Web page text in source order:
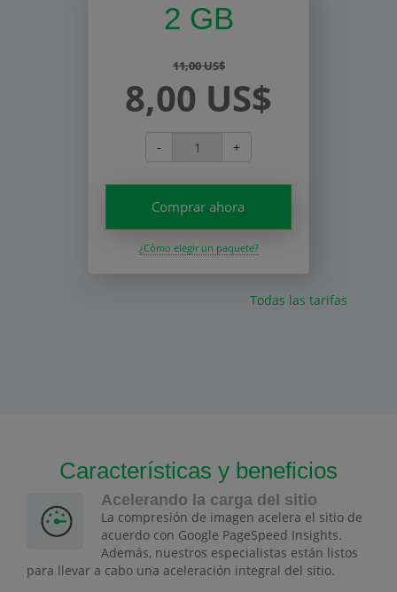
2 GB
11,00 US$
8,00 US$
- +
Comprar ahora
¿Cómo elegir un paquete?
Todas las tarifas
Características y beneficios
Acelerando la carga del sitio
La compresión de imagen acelera el sitio de
acuerdo con Google PageSpeed Insights.
Además, nuestros especialistas están listos
para llevar a cabo una aceleración integral del sitio.